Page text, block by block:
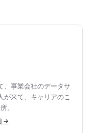
、事業会社のデータサ
が来て、キャリアのこ
。
→